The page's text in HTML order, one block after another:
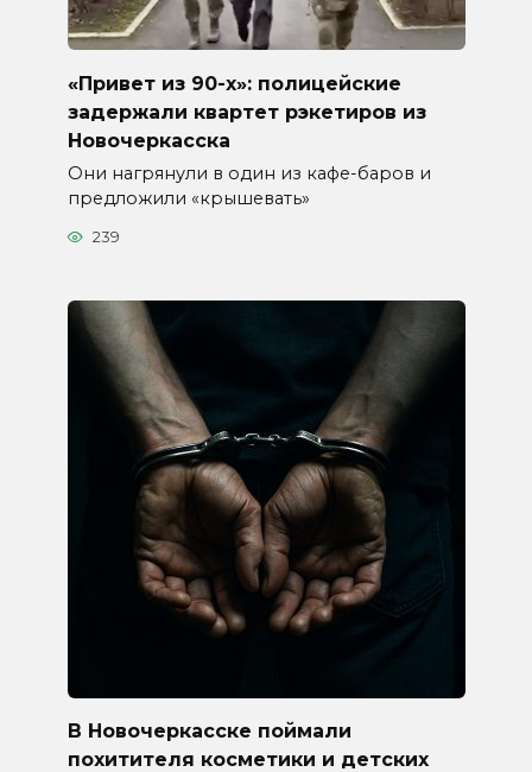
«Привет из 90-х»: полицейские
задержали квартет рэкетиров из
Новочеркасска
Они нагрянули в один из кафе-баров и
предложили «крышевать»
239
В Новочеркасске поймали
похитителя косметики и детских